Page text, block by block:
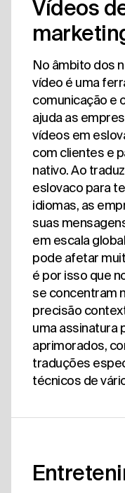
Vídeos
No âmbito dos
vídeo é uma
comunicação e
ajuda as
vídeos em
com clientes e
nativo. Ao
eslovaco para
idiomas, as
suas
em escala
pode afetar
é por isso que
se concentram
precisão
uma assinatura
aprimorados,
traduções
técnicos de